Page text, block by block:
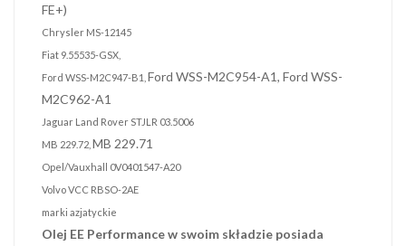
FE+)
Chrysler MS-12145
Fiat 9.55535-GSX,
Ford WSS-M2C947-B1, Ford WSS-M2C954-A1, Ford WSS-
M2C962-A1
Jaguar Land Rover STJLR 03.5006
MB 229.72, MB 229.71
Opel/Vauxhall 0V0401547-A20
Volvo VCC RBSO-2AE
marki azjatyckie
Olej EE Performance w swoim składzie posiada